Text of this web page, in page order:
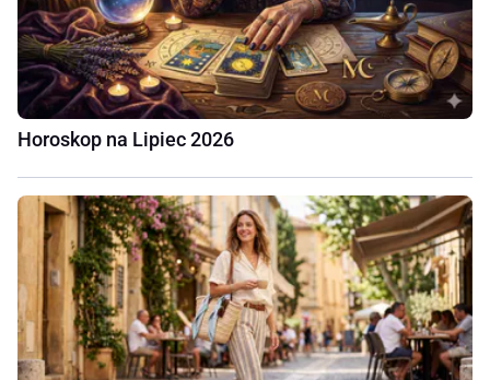
Horoskop na Lipiec 2026